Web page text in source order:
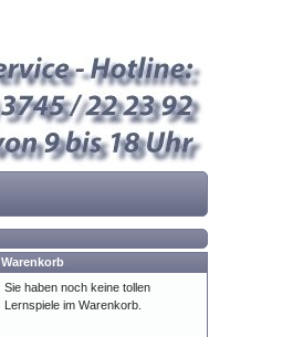
Warenkorb
Sie haben noch keine tollen
Lernspiele im Warenkorb.